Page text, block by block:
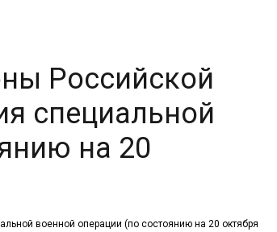
Российской
специальной
на 20